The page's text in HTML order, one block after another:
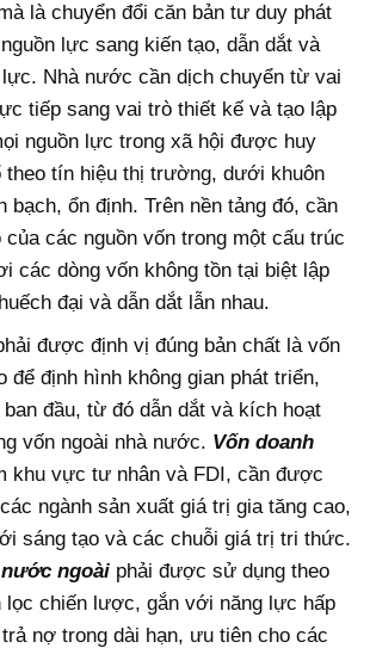
là chuyển đổi căn bản tư duy phát
lực sang kiến tạo, dẫn dắt và
Nhà nước cần dịch chuyển từ vai
tiếp sang vai trò thiết kế và tạo lập
nguồn lực trong xã hội được huy
theo tín hiệu thị trường, dưới khuôn
bạch, ổn định. Trên nền tảng đó, cần
các nguồn vốn trong một cấu trúc
các dòng vốn không tồn tại biệt lập
đại và dẫn dắt lẫn nhau.
được định vị đúng bản chất là vốn
để định hình không gian phát triển,
đầu, từ đó dẫn dắt và kích hoạt
vốn ngoài nhà nước. Vốn doanh
khu vực tư nhân và FDI, cần được
ngành sản xuất giá trị gia tăng cao,
sáng tạo và các chuỗi giá trị tri thức.
ngoài phải được sử dụng theo
lọc chiến lược, gắn với năng lực hấp
nợ trong dài hạn, ưu tiên cho các